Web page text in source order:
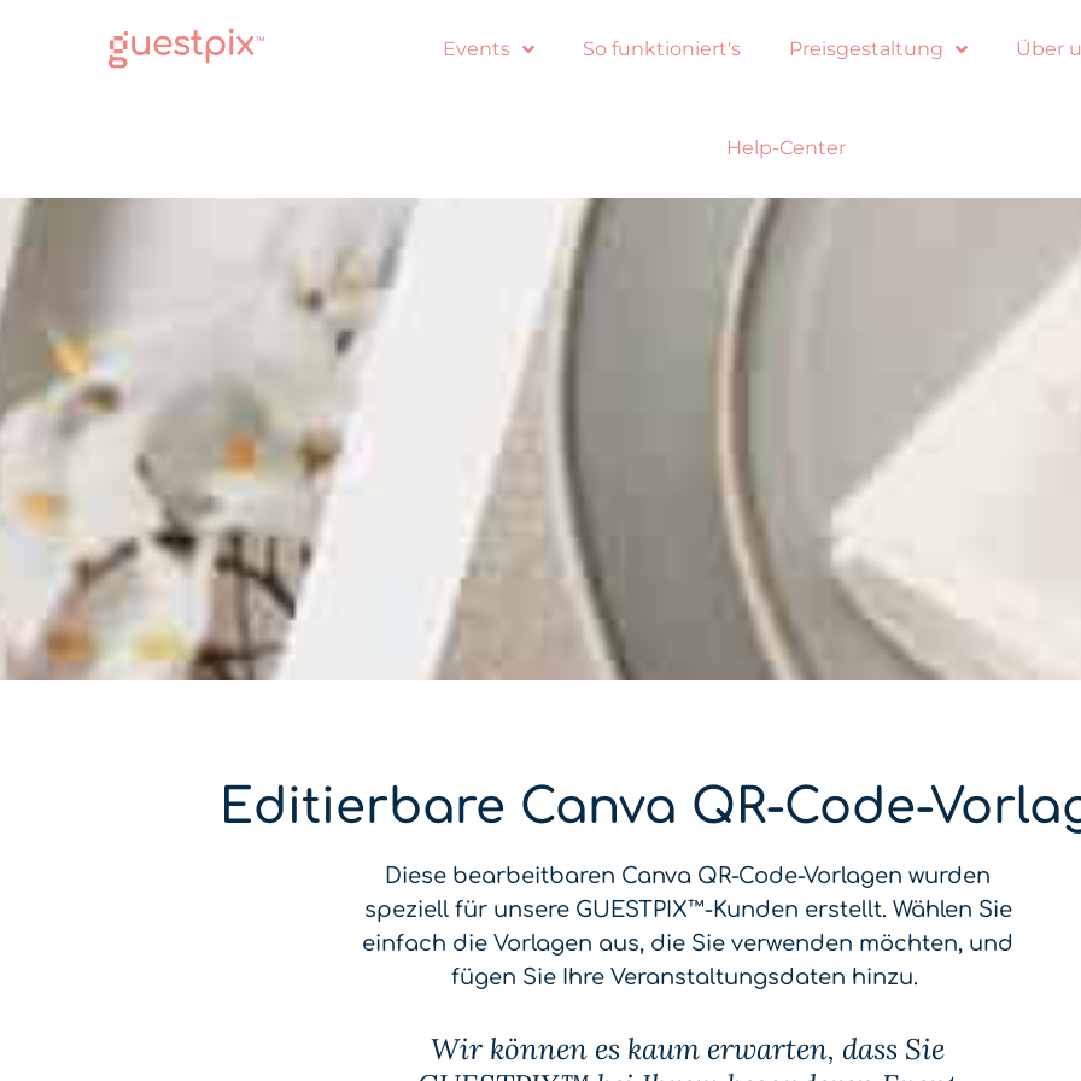
Events So funktioniert's Preisgestaltung Über
Help-Center
Editierbare Canva QR-Code-
Diese bearbeitbaren Canva QR-Code-Vorlagen wurden
speziell für unsere GUESTPIX™-Kunden erstellt. Wählen Sie
einfach die Vorlagen aus, die Sie verwenden möchten, und
fügen Sie Ihre Veranstaltungsdaten hinzu.
Wir können es kaum erwarten, dass Sie